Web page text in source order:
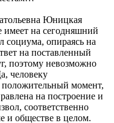
Юницкая
имеет на сегодняшний
социума, опираясь на
на поставленный
поэтому невозможно
человеку
положительный момент,
на построение и
соответственно
и обществе в целом.